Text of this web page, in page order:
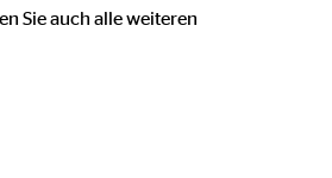
Sie auch alle weiteren